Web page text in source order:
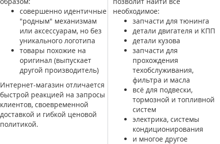
совершенно идентичные
"родным" механизмам
или аксессуарам, но без
уникального логотипа
товары похожие на
оригинал (выпускает
другой производитель)
Интернет-магазин отличается
быстрой реакцией на запросы
клиентов, своевременной
доставкой и гибкой ценовой
политикой.
необходимое:
запчасти для тюнинга
детали двигателя и КПП
детали кузова
запчасти для
прохождения
техобслуживания,
фильтра и масла
всё для подвески,
тормозной и топливной
систем
электрика, системы
кондиционирования
и многое другое